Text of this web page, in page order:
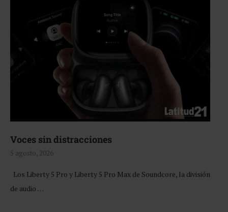
Voces sin distracciones
5 agosto, 2026
Los Liberty 5 Pro y Liberty 5 Pro Max de Soundcore, la división
de audio …